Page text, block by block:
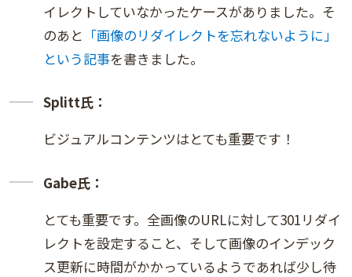
イレクトしていなかったケースがありました。そ
のあと 「画像のリダイレクトを忘れないように」
という記事を書きました。
Splitt氏：
ビジュアルコンテンツはとても重要です！
Gabe氏：
とても重要です。全画像のURLに対して301リダイ
レクトを設定すること、そして画像のインデック
ス更新に時間がかかっているようであれば少し待